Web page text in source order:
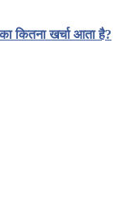
कितना खर्चा आता है?